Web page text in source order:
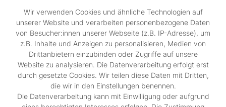
SSL-verschlüsselte Abwicklung für maximale Sicherheit.
Shop
Kontakt
Rechtliches
Widerrufs­recht
Wir verwenden Cookies und ähnliche Technologien auf
unserer Website und verarbeiten personenbezogene Daten
von Besucher:innen unserer Webseite (z.B. IP-Adresse), um
z.B. Inhalte und Anzeigen zu personalisieren, Medien von
Drittanbietern einzubinden oder Zugriffe auf unsere
Website zu analysieren. Die Datenverarbeitung erfolgt erst
durch gesetzte Cookies. Wir teilen diese Daten mit Dritten,
die wir in den Einstellungen benennen.
Die Datenverarbeitung kann mit Einwilligung oder aufgrund